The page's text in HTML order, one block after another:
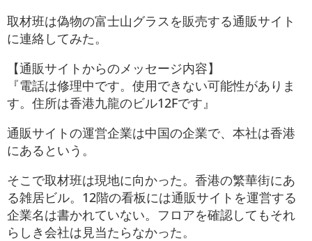
取材班は偽物の富士山グラスを販売する通販サイト
に連絡してみた。
【通販サイトからのメッセージ内容】
『電話は修理中です。使用できない可能性がありま
す。住所は香港九龍のビル12Fです』
通販サイトの運営企業は中国の企業で、本社は香港
にあるという。
そこで取材班は現地に向かった。香港の繁華街にあ
る雑居ビル。12階の看板には通販サイトを運営する
企業名は書かれていない。フロアを確認してもそれ
らしき会社は見当たらなかった。